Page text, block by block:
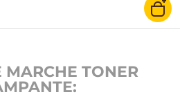
MARCHE TONER